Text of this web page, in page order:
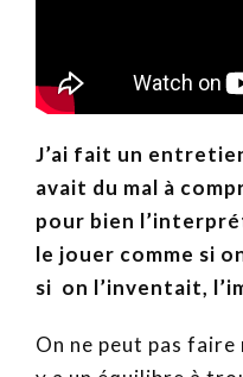
J’ai fait un
avait du mal à
pour bien
le jouer comme si
si on l’inventait,
On ne peut pas faire